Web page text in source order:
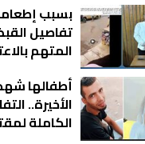
بسبب
تفاصيل
المتهم
فيديو
أطفالها
الأخيرة..
الكاملة